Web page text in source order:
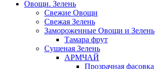
Овощи. Зелень
Свежие Овощи
Свежая Зелень
Замороженные Овощи и Зелень
Тамара фрут
Сушеная Зелень
АРМЧАЙ
Прозрачная фасовка